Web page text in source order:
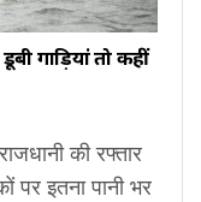
गाड़ियां तो कहीं
की रफ्तार
पर इतना पानी भर